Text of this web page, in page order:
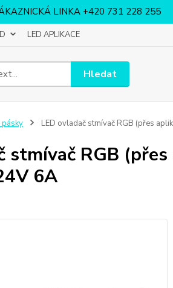
LINKA +420 731 228 255
LED APLIKACE
Hledat
pásky LED ovladač stmívač RGB (přes
stmívač RGB
6A